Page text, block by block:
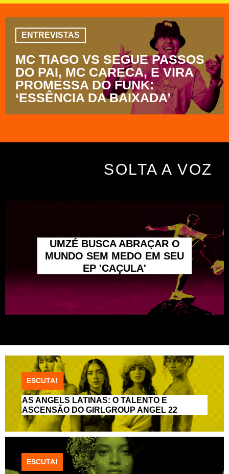
ENTREVISTAS
MC TIAGO VS SEGUE PASSOS
DO PAI, MC CARECA, E VIRA
PROMESSA DO FUNK:
‘ESSÊNCIA DA BAIXADA’
SOLTA A VOZ
UMZÉ BUSCA ABRAÇAR O
MUNDO SEM MEDO EM SEU
EP 'CAÇULA'
ESCUTA!
AS ANGELS LATINAS: O TALENTO E
ASCENSÃO DO GIRLGROUP ANGEL 22
ESCUTA!